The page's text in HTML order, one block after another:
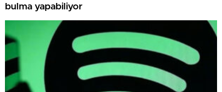
bulma yapabiliyor